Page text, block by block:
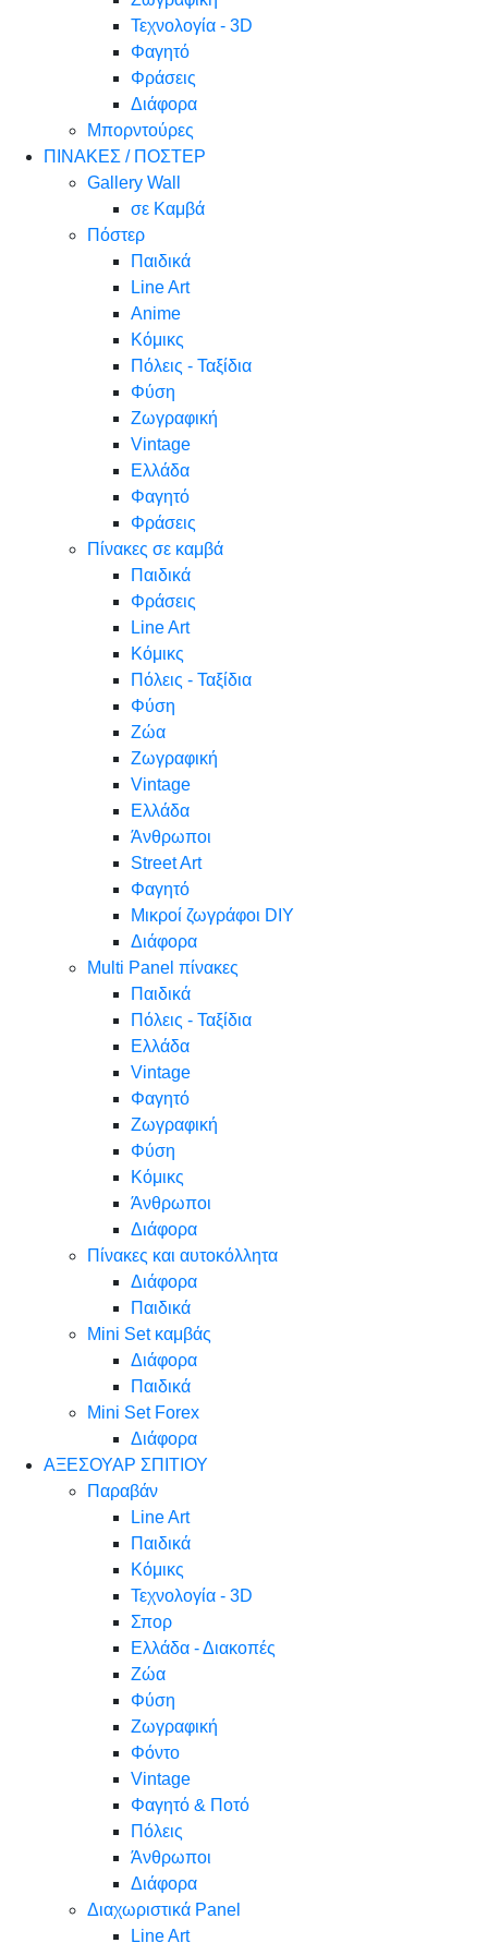
Τεχνολογία - 3D
Φαγητό
Φράσεις
Διάφορα
Μπορντούρες
ΠΙΝΑΚΕΣ / ΠΟΣΤΕΡ
Gallery Wall
σε Καμβά
Πόστερ
Παιδικά
Line Art
Anime
Κόμικς
Πόλεις - Ταξίδια
Φύση
Ζωγραφική
Vintage
Ελλάδα
Φαγητό
Φράσεις
Πίνακες σε καμβά
Παιδικά
Φράσεις
Line Art
Κόμικς
Πόλεις - Ταξίδια
Φύση
Ζώα
Ζωγραφική
Vintage
Ελλάδα
Άνθρωποι
Street Art
Φαγητό
Μικροί ζωγράφοι DIY
Διάφορα
Multi Panel πίνακες
Παιδικά
Πόλεις - Ταξίδια
Ελλάδα
Vintage
Φαγητό
Ζωγραφική
Φύση
Κόμικς
Άνθρωποι
Διάφορα
Πίνακες και αυτοκόλλητα
Διάφορα
Παιδικά
Mini Set καμβάς
Διάφορα
Παιδικά
Mini Set Forex
Διάφορα
ΑΞΕΣΟΥΑΡ ΣΠΙΤΙΟΥ
Παραβάν
Line Art
Παιδικά
Κόμικς
Τεχνολογία - 3D
Σπορ
Ελλάδα - Διακοπές
Ζώα
Φύση
Ζωγραφική
Φόντο
Vintage
Φαγητό & Ποτό
Πόλεις
Άνθρωποι
Διάφορα
Διαχωριστικά Panel
Line Art